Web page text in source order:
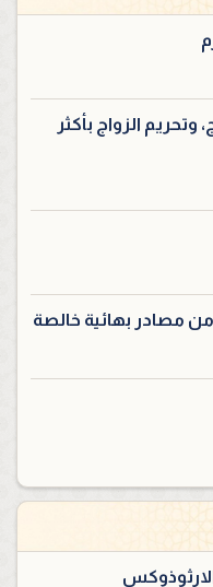
وتحريم الزواج بأكثر
من مصادر بهائية خالصة
الارثوذوكس